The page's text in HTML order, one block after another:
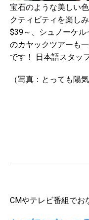
宝石のような美しい
クティビティを楽し
$39～、シュノーケ
のカヤックツアーも
です！ 日本語スタッ
（写真：とっても陽
CMやテレビ番組でお